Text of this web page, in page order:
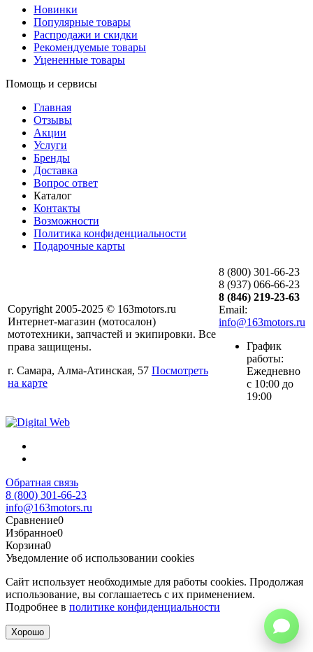
Новинки
Популярные товары
Распродажи и скидки
Рекомендуемые товары
Уцененные товары
Помощь и сервисы
Главная
Отзывы
Акции
Услуги
Бренды
Доставка
Вопрос ответ
Каталог
Контакты
Возможности
Политика конфиденциальности
Подарочные карты
Copyright 2005-2025 © 163motors.ru
Интернет-магазин (мотосалон)
мототехники, запчастей и экипировки. Все
права защищены.
г. Самара, Алма-Атинская, 57 Посмотреть
на карте
8 (800) 301-66-23
8 (937) 066-66-23
8 (846) 219-23-63
Email:
info@163motors.ru
График
работы:
Ежедневно
с 10:00 до
19:00
Обратная связь
8 (800) 301-66-23
info@163motors.ru
Сравнение0
Избранное0
Корзина0
Уведомление об использовании cookies
Сайт использует необходимые для работы cookies. Продолжая
использование, вы соглашаетесь с их применением.
Подробнее в политике конфиденциальности
Хорошо